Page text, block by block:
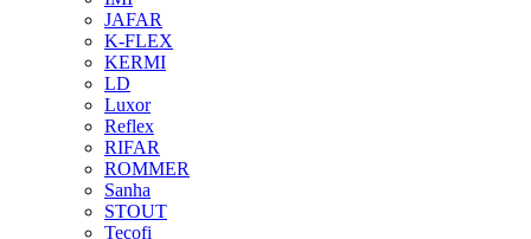
JAFAR
K-FLEX
KERMI
LD
Luxor
Reflex
RIFAR
ROMMER
Sanha
STOUT
Tecofi